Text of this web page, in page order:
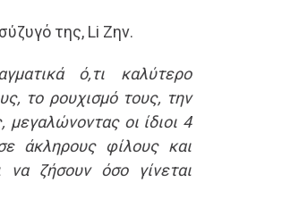
της, Li Ζην.
ό,τι καλύτερο
το ρουχισμό τους, την
οι ίδιοι 4
άκληρους φίλους και
ζήσουν όσο γίνεται